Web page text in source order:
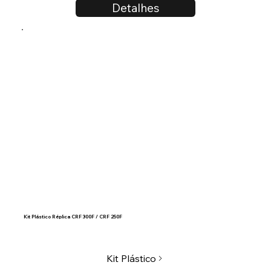
Detalhes
Kit Plástico Réplica CRF 300F / CRF 250F
Kit Plástico